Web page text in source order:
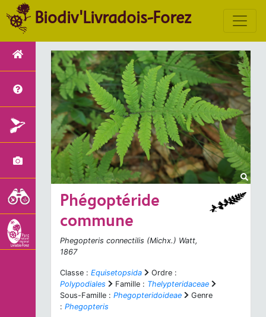
Biodiv'Livradois-Forez
Phégoptéride
commune
Phegopteris connectilis (Michx.) Watt,
1867
Classe : Equisetopsida
Ordre :
Polypodiales
Famille : Thelypteridaceae
Sous-Famille : Phegopteridoideae
Genre
: Phegopteris